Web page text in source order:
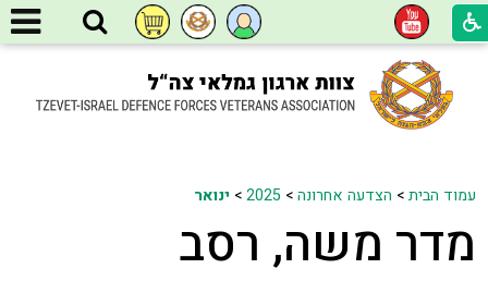
עמוד הבית> הצדעה אחרונה>
2025
>ינואר
מדר משה, רסב